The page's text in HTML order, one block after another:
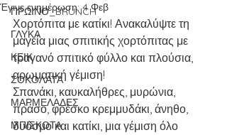
ΠΡΩΙΝΟ_BRUNCH
ΓΛΥΚΑ
ΚΕΙΚ
ΣΟΚΟΛΑΤΑ
ΜΑΡΜΕΛΑΔΕΣ
ΜΠΙΣΚΟΤΑ
Έγινε ενημέρωση:4 Φεβ
Χορτόπιτα με κατίκι! Ανακαλύψτε τη
μαγεία μιας σπιτικής χορτόπιτας με
τραγανό σπιτικό φύλλο και πλούσια,
αρωματική γέμιση!
Σπανάκι, καυκαλήθρες, μυρώνια,
πράσο, φρέσκο κρεμμυδάκι, άνηθο,
δυόσμο και κατίκι, μια γέμιση όλο